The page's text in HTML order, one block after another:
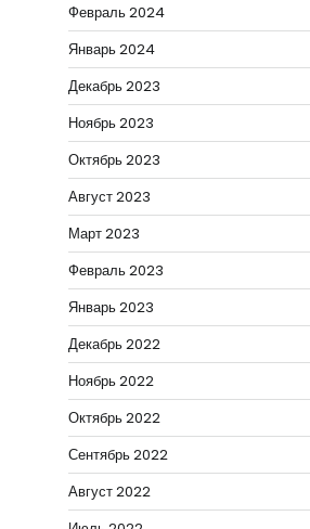
Февраль 2024
Январь 2024
Декабрь 2023
Ноябрь 2023
Октябрь 2023
Август 2023
Март 2023
Февраль 2023
Январь 2023
Декабрь 2022
Ноябрь 2022
Октябрь 2022
Сентябрь 2022
Август 2022